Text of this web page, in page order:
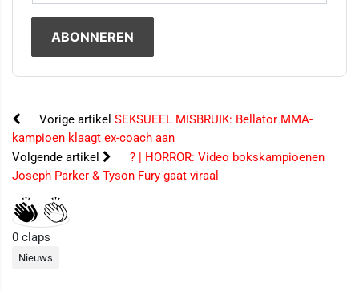
Vorige artikel SEKSUEEL MISBRUIK: Bellator MMA-
kampioen klaagt ex-coach aan
Volgende artikel
? | HORROR: Video bokskampioenen
Joseph Parker & Tyson Fury gaat viraal
0 claps
Nieuws